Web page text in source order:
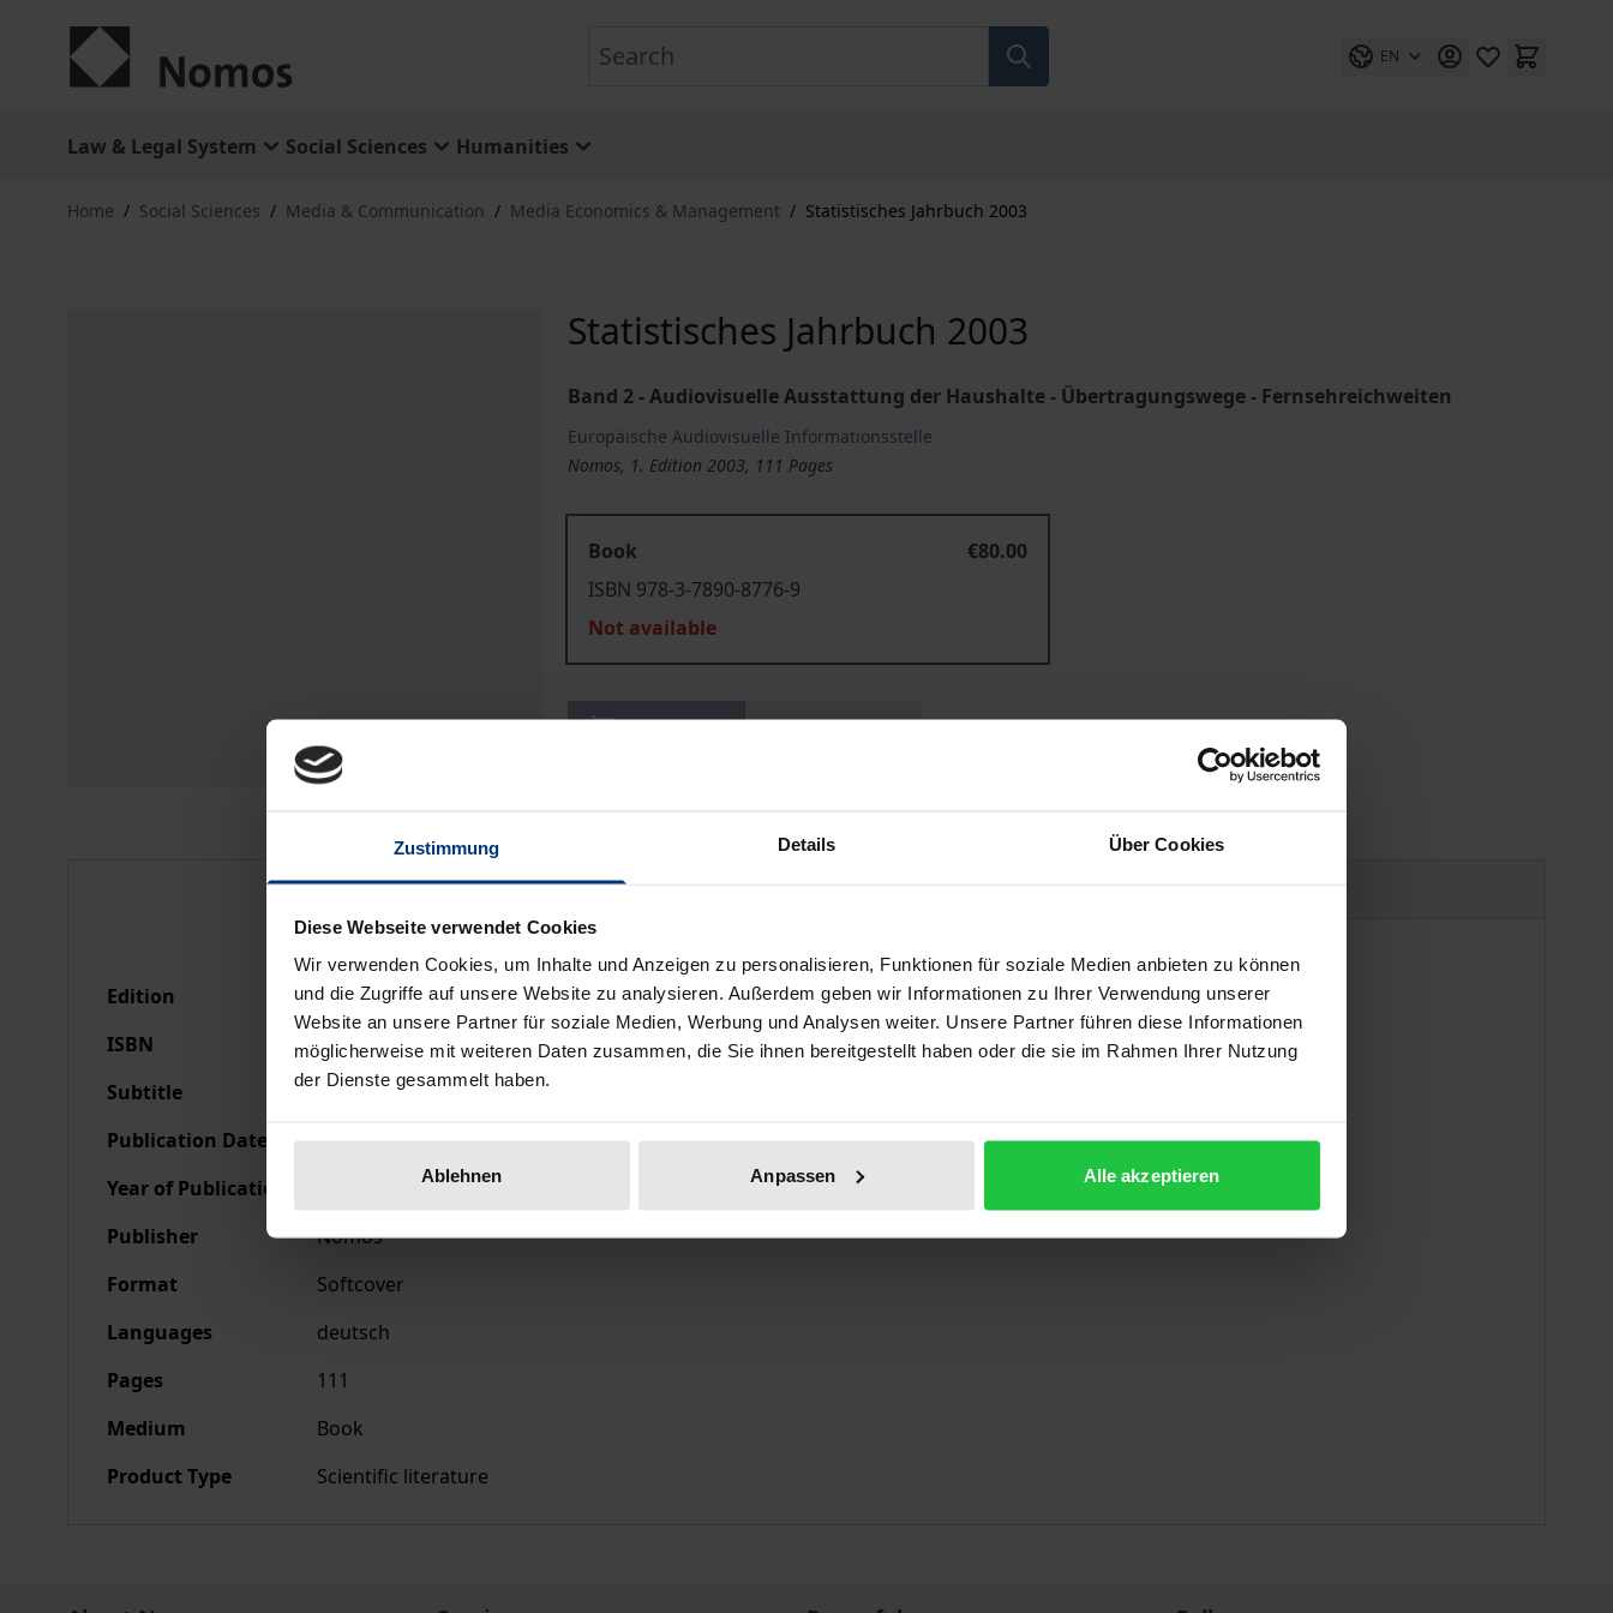
Zustimmung Details Über Cookies
Diese Webseite verwendet Cookies
Wir verwenden Cookies, um Inhalte und Anzeigen zu personalisieren, Funktionen für soziale Medien anbieten zu können
und die Zugriffe auf unsere Website zu analysieren. Außerdem geben wir Informationen zu Ihrer Verwendung unserer
Website an unsere Partner für soziale Medien, Werbung und Analysen weiter. Unsere Partner führen diese Informationen
möglicherweise mit weiteren Daten zusammen, die Sie ihnen bereitgestellt haben oder die sie im Rahmen Ihrer Nutzung
der Dienste gesammelt haben.
Ablehnen Anpassen Alle akzeptieren
EN
Law & Legal System Social Sciences Humanities
Home / Social Sciences / Media & Communication / Media Economics & Management / Statistisches Jahrbuch 2003
Statistisches Jahrbuch 2003
Band 2 - Audiovisuelle Ausstattung der Haushalte - Übertragungswege - Fernsehreichweiten
Europäische Audiovisuelle Informationsstelle
Nomos, 1. Edition 2003, 111 Pages
Book
€80.00
ISBN 978-3-7890-8776-9
Not available
Add to Cart Add to Wish List
Bibliographical data
Edition
1
ISBN
978-3-7890-8776-9
Subtitle
Band 2 - Audiovisuelle Ausstattung der Haushalte - Übertragungswege - Fernsehreichweiten
Publication Date
Nov 6, 2003
Year of Publication
Publisher
Nomos
Format
Softcover
Languages
deutsch
Pages
111
Medium
Book
Product Type
Scientific literature